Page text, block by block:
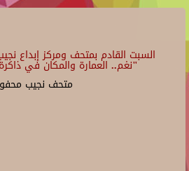
السبت القادم بمتحف ومركز إبداع
"نغم.. العمارة والمكان في
متحف نجيب